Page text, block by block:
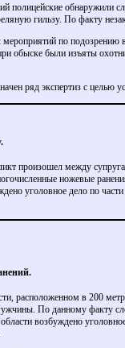
полицейские обнаружили
гильзу. По факту
по подозрению
обыске были изъяты
ряд экспертиз с целью
произошел между
ножевые
уголовное дело по
расположенном в 200
По данному факту
возбуждено